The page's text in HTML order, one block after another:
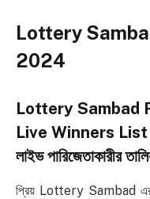
Lottery
2024
Lottery Sambad
Live Winners List
লাইভ পারিজেতাকারীর
প্রিয় Lottery Sambad এর